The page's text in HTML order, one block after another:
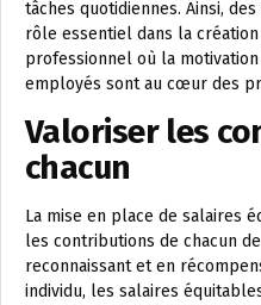
tâches quotidiennes. Ainsi,
rôle essentiel dans la
professionnel où la
employés sont au cœur des
Valoriser les
chacun
La mise en place de salaires
les contributions de chacun
reconnaissant et en
individu, les salaires